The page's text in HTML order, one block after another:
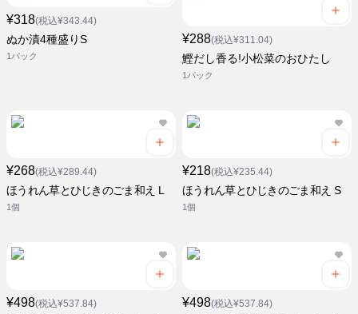
¥318(税込¥343.44)
ぬか漬4種盛りS
1パック
¥288(税込¥311.04)
鰹だし香る!小松菜のおひたし
1パック
¥268(税込¥289.44)
ほうれん草とひじきのごま和え L
1個
¥218(税込¥235.44)
ほうれん草とひじきのごま和え S
1個
¥498(税込¥537.84) ¥498(税込¥537.84)